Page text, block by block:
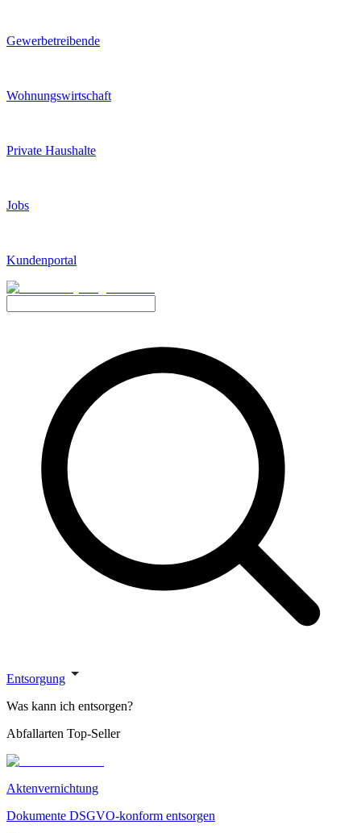
Gewerbetreibende
Wohnungswirtschaft
Private Haushalte
Jobs
Kundenportal
Entsorgung
Was kann ich entsorgen?
Abfallarten Top-Seller
Aktenvernichtung
Dokumente DSGVO-konform entsorgen